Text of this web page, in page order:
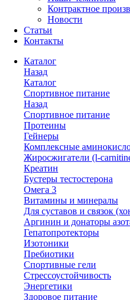
Контрактное
Новости
Статьи
Контакты
Каталог
Назад
Каталог
Спортивное питание
Назад
Спортивное питание
Протеины
Гейнеры
Комплексные
Жиросжигатели (l-
Креатин
Бустеры тестостерона
Омега 3
Витамины и минералы
Для суставов и связок
Аргинин и донаторы
Гепатопротекторы
Изотоники
Пребиотики
Спортивные гели
Стрессоустойчивость
Энергетики
Здоровое питание